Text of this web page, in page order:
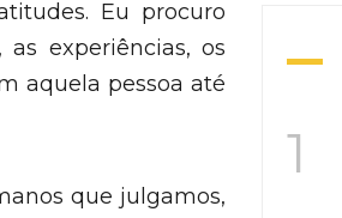
Eu procuro
experiências, os
aquela pessoa até
que julgamos,
1